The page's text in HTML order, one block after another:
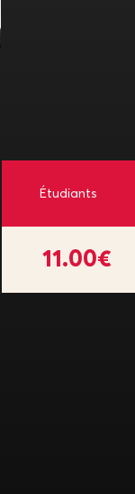
Étudiants
11.00€